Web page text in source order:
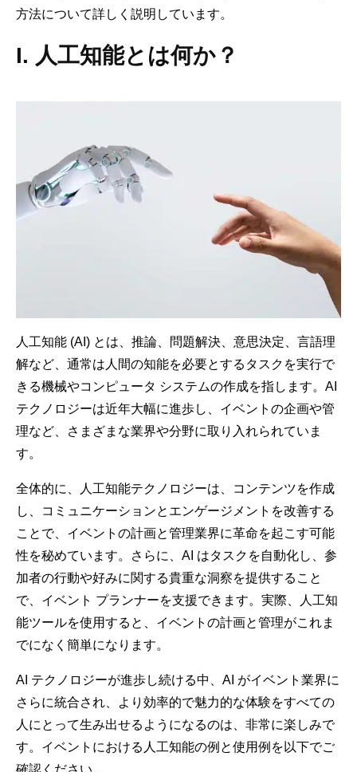
方法について詳しく説明しています。
I. 人工知能とは何か？
人工知能 (AI) とは、推論、問題解決、意思決定、言語理
解など、通常は人間の知能を必要とするタスクを実行で
きる機械やコンピュータ システムの作成を指します。AI
テクノロジーは近年大幅に進歩し、イベントの企画や管
理など、さまざまな業界や分野に取り入れられていま
す。
全体的に、人工知能テクノロジーは、コンテンツを作成
し、コミュニケーションとエンゲージメントを改善する
ことで、イベントの計画と管理業界に革命を起こす可能
性を秘めています。さらに、AI はタスクを自動化し、参
加者の行動や好みに関する貴重な洞察を提供すること
で、イベント プランナーを支援できます。実際、人工知
能ツールを使用すると、イベントの計画と管理がこれま
でになく簡単になります。
AI テクノロジーが進歩し続ける中、AI がイベント業界に
さらに統合され、より効率的で魅力的な体験をすべての
人にとって生み出せるようになるのは、非常に楽しみで
す。イベントにおける人工知能の例と使用例を以下でご